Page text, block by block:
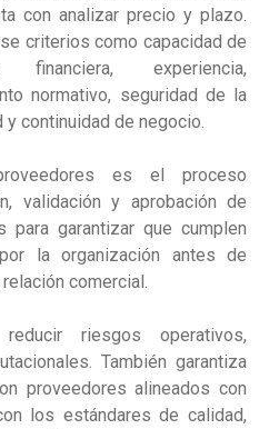
con analizar precio y plazo.
criterios como capacidad de
financiera, experiencia,
normativo, seguridad de la
continuidad de negocio.
es el proceso
validación y aprobación de
para garantizar que cumplen
la organización antes de
comercial.
riesgos operativos,
También garantiza
proveedores alineados con
los estándares de calidad,